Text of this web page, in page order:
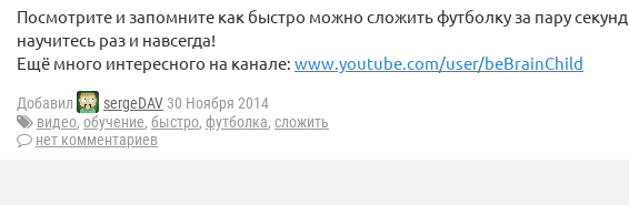
Посмотрите и запомните как быстро можно сложить футболку за пару
научитесь раз и навсегда!
Ещё много интересного на канале: www.youtube.com/user/beBrainChild
Добавил sergeDAV 30 Ноября 2014
видео, обучение, быстро, футболка, сложить
нет комментариев